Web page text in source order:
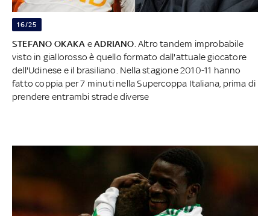
16/25
STEFANO OKAKA eADRIANO . Altro tandem improbabile
visto in giallorosso è quello formato dall'attuale giocatore
dell'Udinese e il brasiliano. Nella stagione 2010-11 hanno
fatto coppia per 7 minuti nella Supercoppa Italiana, prima di
prendere entrambi strade diverse